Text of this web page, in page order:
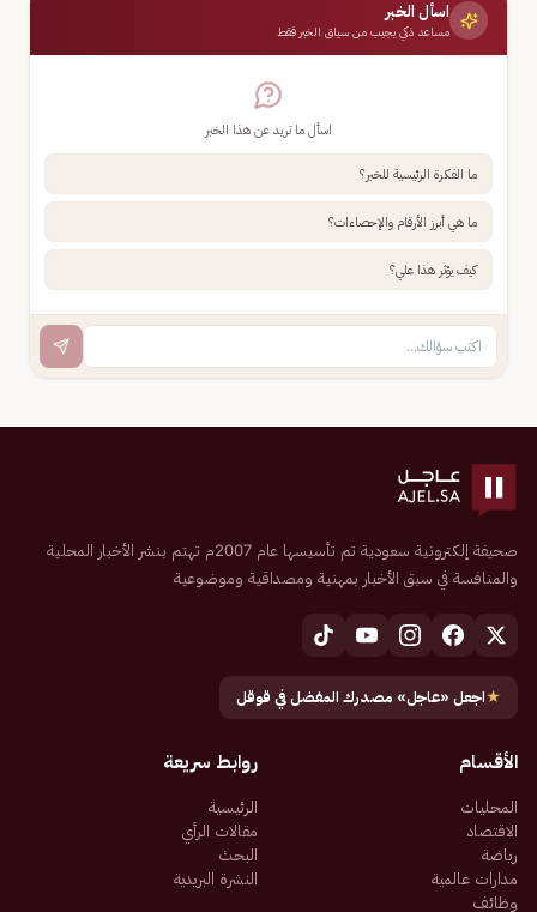
اسأل الخبر
مساعد ذكي يجيب من سياق الخبر فقط
اسأل ما تريد عن هذا الخبر
ما الفكرة الرئيسية للخبر؟
ما هي أبرز الأرقام والإحصاءات؟
كيف يؤثر هذا علي؟
صحيفة إلكترونية سعودية تم تأسيسها عام 2007م تهتم بنشر الأخبار المحلية
والمنافسة في سبق الأخبار بمهنية ومصداقية وموضوعية
★اجعل «عاجل» مصدرك المفضل في قوقل
الأقسام
المحليات
الاقتصاد
رياضة
مدارات عالمية
وظائف
روابط سريعة
الرئيسية
مقالات الرأي
البحث
النشرة البريدية